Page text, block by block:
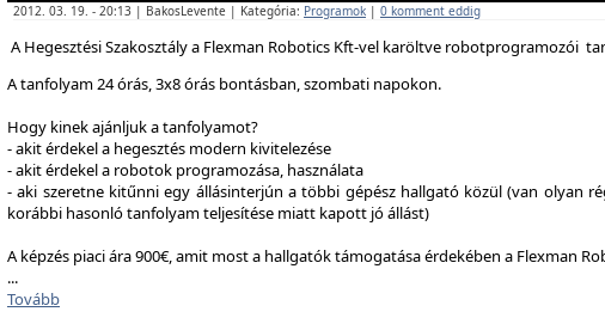
2012. 03. 19. - 20:13 | BakosLevente | Kategória: Programok | 0 komment eddig
A Hegesztési Szakosztály a Flexman Robotics Kft-vel karöltve robotprogramozói
A tanfolyam 24 órás, 3x8 órás bontásban, szombati napokon.
Hogy kinek ajánljuk a tanfolyamot?
- akit érdekel a hegesztés modern kivitelezése
- akit érdekel a robotok programozása, használata
- aki szeretne kitűnni egy állásinterjún a többi gépész hallgató közül (van olyan
korábbi hasonló tanfolyam teljesítése miatt kapott jó állást)
A képzés piaci ára 900€, amit most a hallgatók támogatása érdekében a Flexman
...
Tovább